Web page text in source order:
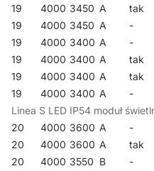
19
4000 3450 A tak
19
4000 3450 A -
19
4000 3400 A -
19
4000 3400 A tak
19
4000 3400 A tak
19
4000 3400 A -
Linea S LED IP54 moduł
20
4000 3600 A -
20
4000 3600 A tak
20
4000 3550 B -